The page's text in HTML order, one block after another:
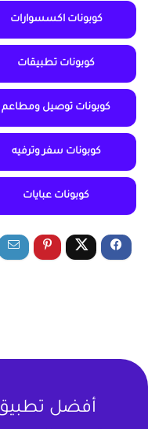
كوبونات اكسسوارات
كوبونات تطبيقات
كوبونات توصيل ومطاعم
كوبونات سفر وترفيه
كوبونات عبايات
أفضل